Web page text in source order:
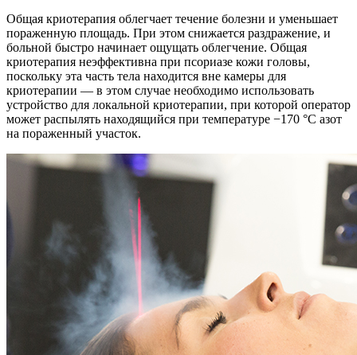
Общая криотерапия облегчает течение болезни и уменьшает
пораженную площадь. При этом снижается раздражение, и
больной быстро начинает ощущать облегчение. Общая
криотерапия неэффективна при псориазе кожи головы,
поскольку эта часть тела находится вне камеры для
криотерапии — в этом случае необходимо использовать
устройство для локальной криотерапии, при которой оператор
может распылять находящийся при температуре −170 °C азот
на пораженный участок.